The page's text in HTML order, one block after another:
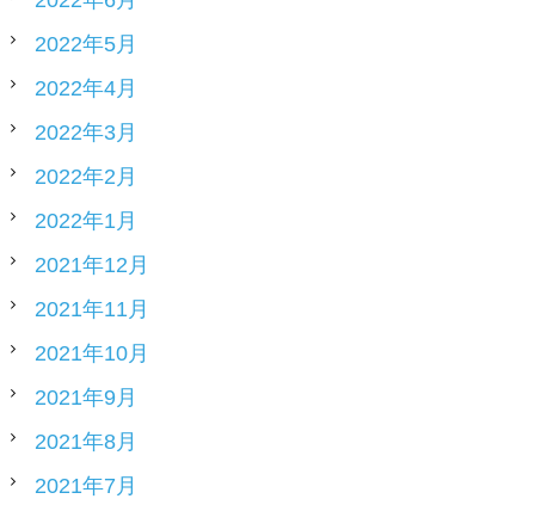
2022年5月
2022年4月
2022年3月
2022年2月
2022年1月
2021年12月
2021年11月
2021年10月
2021年9月
2021年8月
2021年7月